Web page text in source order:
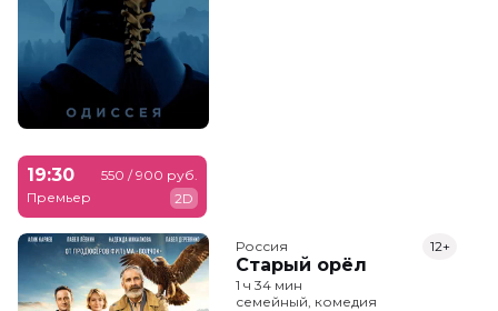
19:30
Премьер
550 / 900 руб.
2D
Россия
Старый орёл
12+
1 ч 34 мин
семейный, комедия